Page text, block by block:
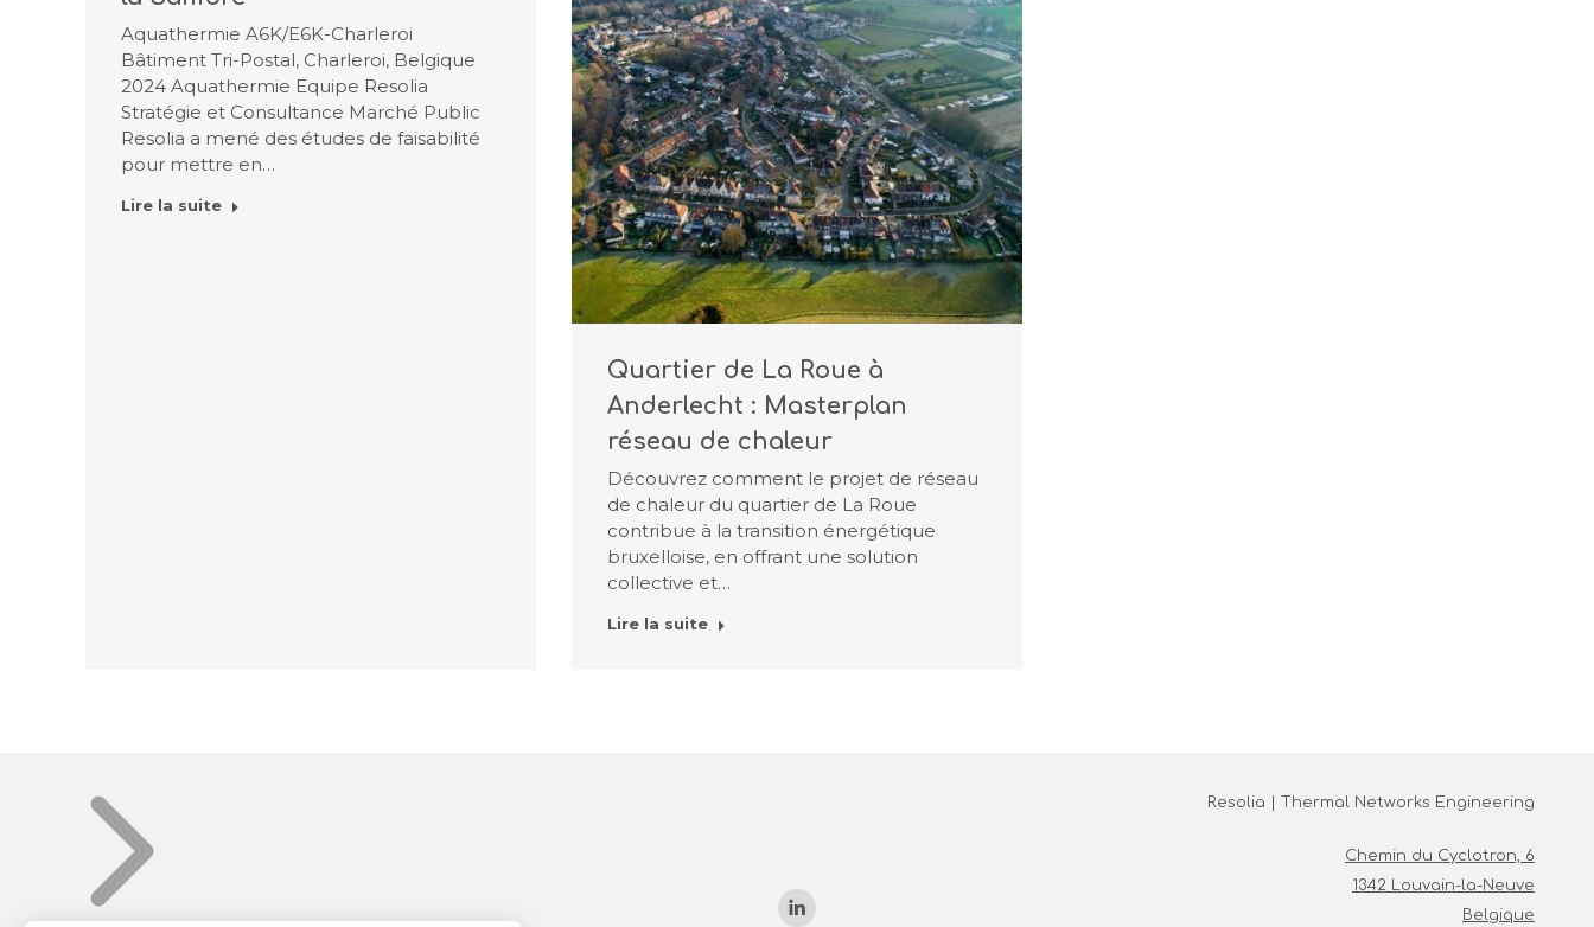
Aquathermie A6K/E6K-Charleroi
Bâtiment Tri-Postal, Charleroi, Belgique
2024 Aquathermie Equipe Resolia
Stratégie et Consultance Marché Public
Resolia a mené des études de faisabilité
pour mettre en…
Lire la suite
Quartier de La Roue à
Anderlecht : Masterplan
réseau de chaleur
Découvrez comment le projet de réseau
de chaleur du quartier de La Roue
contribue à la transition énergétique
bruxelloise, en offrant une solution
collective et…
Lire la suite
Trouvez nous sur :
Resolia | Thermal Networks Engineering
Chemin du Cyclotron, 6
1342 Louvain-la-Neuve
Belgique